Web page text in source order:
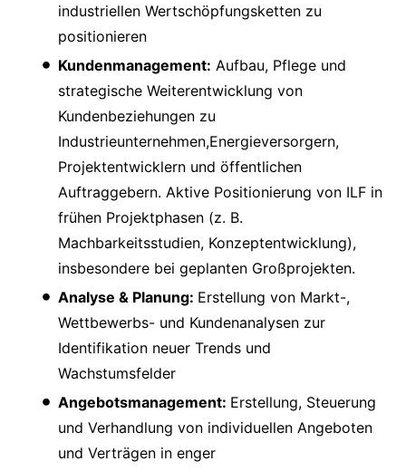
industriellen Wertschöpfungsketten zu
positionieren
Kundenmanagement: Aufbau, Pflege und
strategische Weiterentwicklung von
Kundenbeziehungen zu
Industrieunternehmen,Energieversorgern,
Projektentwicklern und öffentlichen
Auftraggebern. Aktive Positionierung von ILF in
frühen Projektphasen (z. B.
Machbarkeitsstudien, Konzeptentwicklung),
insbesondere bei geplanten Großprojekten.
Analyse & Planung: Erstellung von Markt-,
Wettbewerbs- und Kundenanalysen zur
Identifikation neuer Trends und
Wachstumsfelder
Angebotsmanagement: Erstellung, Steuerung
und Verhandlung von individuellen Angeboten
und Verträgen in enger